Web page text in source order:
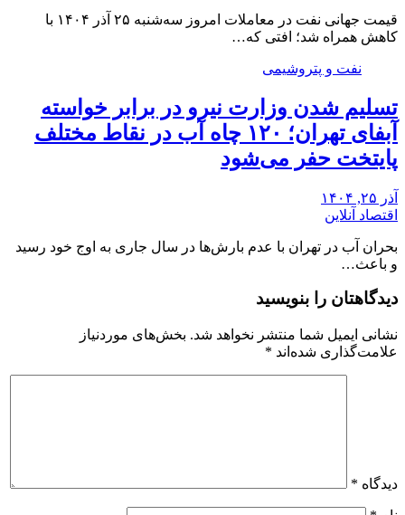
قیمت جهانی نفت در معاملات امروز سه‌شنبه ۲۵ آذر ۱۴۰۴ با
کاهش همراه شد؛ افتی که…
نفت و پتروشیمی
تسلیم شدن وزارت نیرو در برابر خواسته
آبفای تهران؛ ۱۲۰ چاه آب در نقاط مختلف
پایتخت حفر می‌شود
آذر ۲۵, ۱۴۰۴
اقتصاد آنلاین
بحران آب در تهران با عدم بارش‌ها در سال جاری به اوج خود رسید
و باعث…
دیدگاهتان را بنویسید
نشانی ایمیل شما منتشر نخواهد شد. بخش‌های موردنیاز
علامت‌گذاری شده‌اند *
دیدگاه *